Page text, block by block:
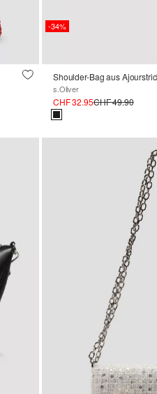
-34%
s.Oliver
CHF 32.95CHF 49.90